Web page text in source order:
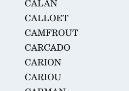
CALAN
CALLOET
CAMFROUT
CARCADO
CARION
CARIOU